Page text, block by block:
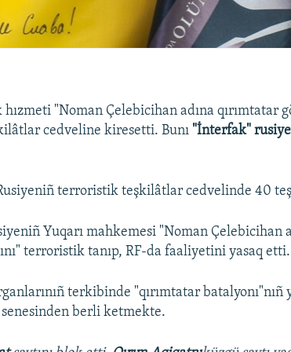
"Noman Çelebicihan adına qırımtatar
cedveline kiresetti. Bunı "İnterfak"
terroristik teşkilâtlar cedvelinde 40
Yuqarı mahkemesi "Noman Çelebicihan
terroristik tanıp, RF-da faaliyetini yasaq etti.
terkibinde "qırımtatar batalyonı"nıñ
berli ketmekte.